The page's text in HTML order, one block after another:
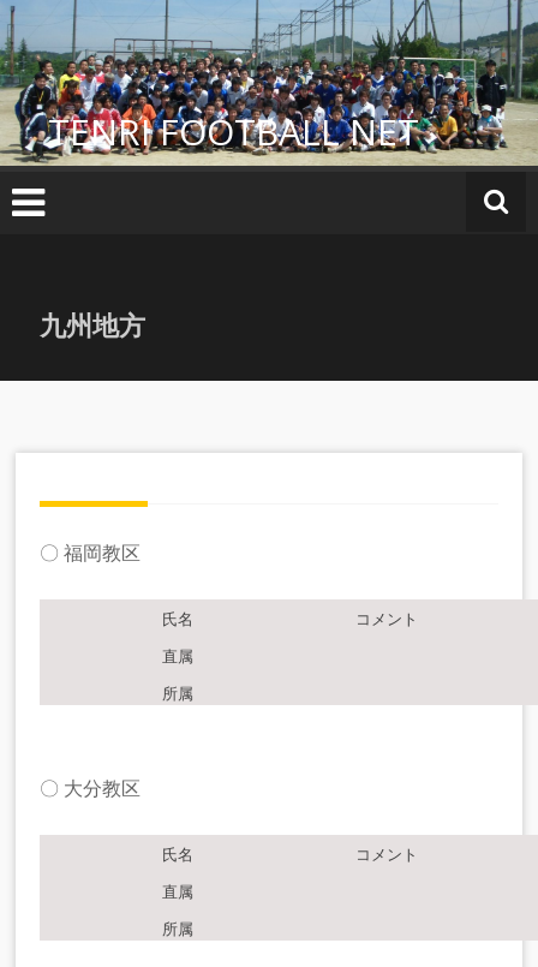
コ
ン
テ
ン
ツ
へ
キ
TENRI FOOTBALL NET
九州地方
〇 福岡教区
氏名
コメント
直属
所属
〇 大分教区
氏名
コメント
直属
所属